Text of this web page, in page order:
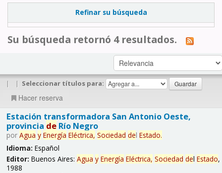
Refinar su búsqueda
Su búsqueda retornó 4 resultados.
| | Seleccionar títulos para:
Hacer reserva
Estación transformadora San Antonio Oeste,
provincia deRío Negro
por Agua y Energía Eléctrica, Sociedad del Estado.
Idioma: Español
Editor: Buenos Aires: Agua y Energía Eléctrica, Sociedad del Estado,
1988